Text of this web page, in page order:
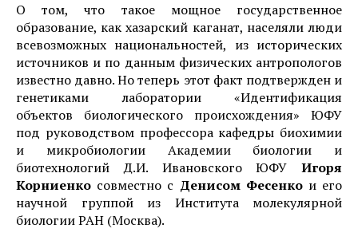
О том, что такое мощное государственное
образование, как хазарский каганат, населяли люди
всевозможных национальностей, из исторических
источников и по данным физических антропологов
известно давно. Но теперь этот факт подтвержден и
генетиками лаборатории «Идентификация
объектов биологического происхождения» ЮФУ
под руководством профессора кафедры биохимии
и микробиологии Академии биологии и
биотехнологий Д.И. Ивановского ЮФУ Игоря
Корниенко совместно с Денисом Фесенкои его
научной группой из Института молекулярной
биологии РАН (Москва).